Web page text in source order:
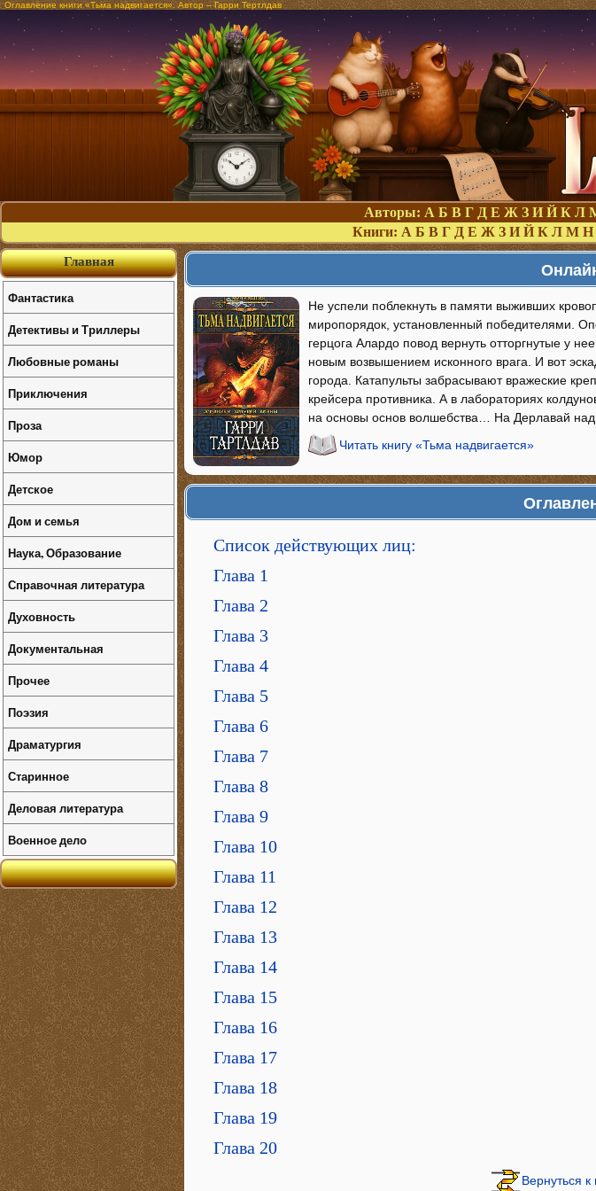
Оглавление книги «Тьма надвигается». Автор – Гарри Тертлдав
Авторы: А Б В Г Д Е Ж З И Й К Л
Книги: А Б В Г Д Е Ж З И Й К Л М Н
Не успели поблекнуть в памяти выживших
миропорядок, установленный победителями.
герцога Алардо повод вернуть отторгнутые у
новым возвышением исконного врага. И вот
города. Катапульты забрасывают вражеские
крейсера противника. А в лабораториях
на основы основ волшебства… На Дерлавай
Читать книгу «Тьма надвигается»
Список действующих лиц:
Глава 1
Глава 2
Глава 3
Глава 4
Глава 5
Глава 6
Глава 7
Глава 8
Глава 9
Глава 10
Глава 11
Глава 12
Глава 13
Глава 14
Глава 15
Глава 16
Глава 17
Глава 18
Глава 19
Глава 20
Вернуться к
Главная
Фантастика
Детективы и Триллеры
Любовные романы
Приключения
Проза
Юмор
Детское
Дом и семья
Наука, Образование
Справочная литература
Духовность
Документальная
Прочее
Поэзия
Драматургия
Старинное
Деловая литература
Военное дело